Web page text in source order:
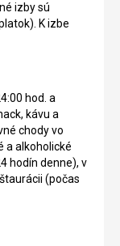
izby sú
K izbe
hod. a
kávu a
chody vo
a alkoholické
hodín denne), v
(počas